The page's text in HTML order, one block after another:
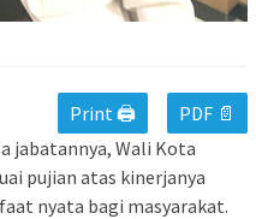
Print 🖨
PDF 📄
jabatannya, Wali Kota
pujian atas kinerjanya
nyata bagi masyarakat.